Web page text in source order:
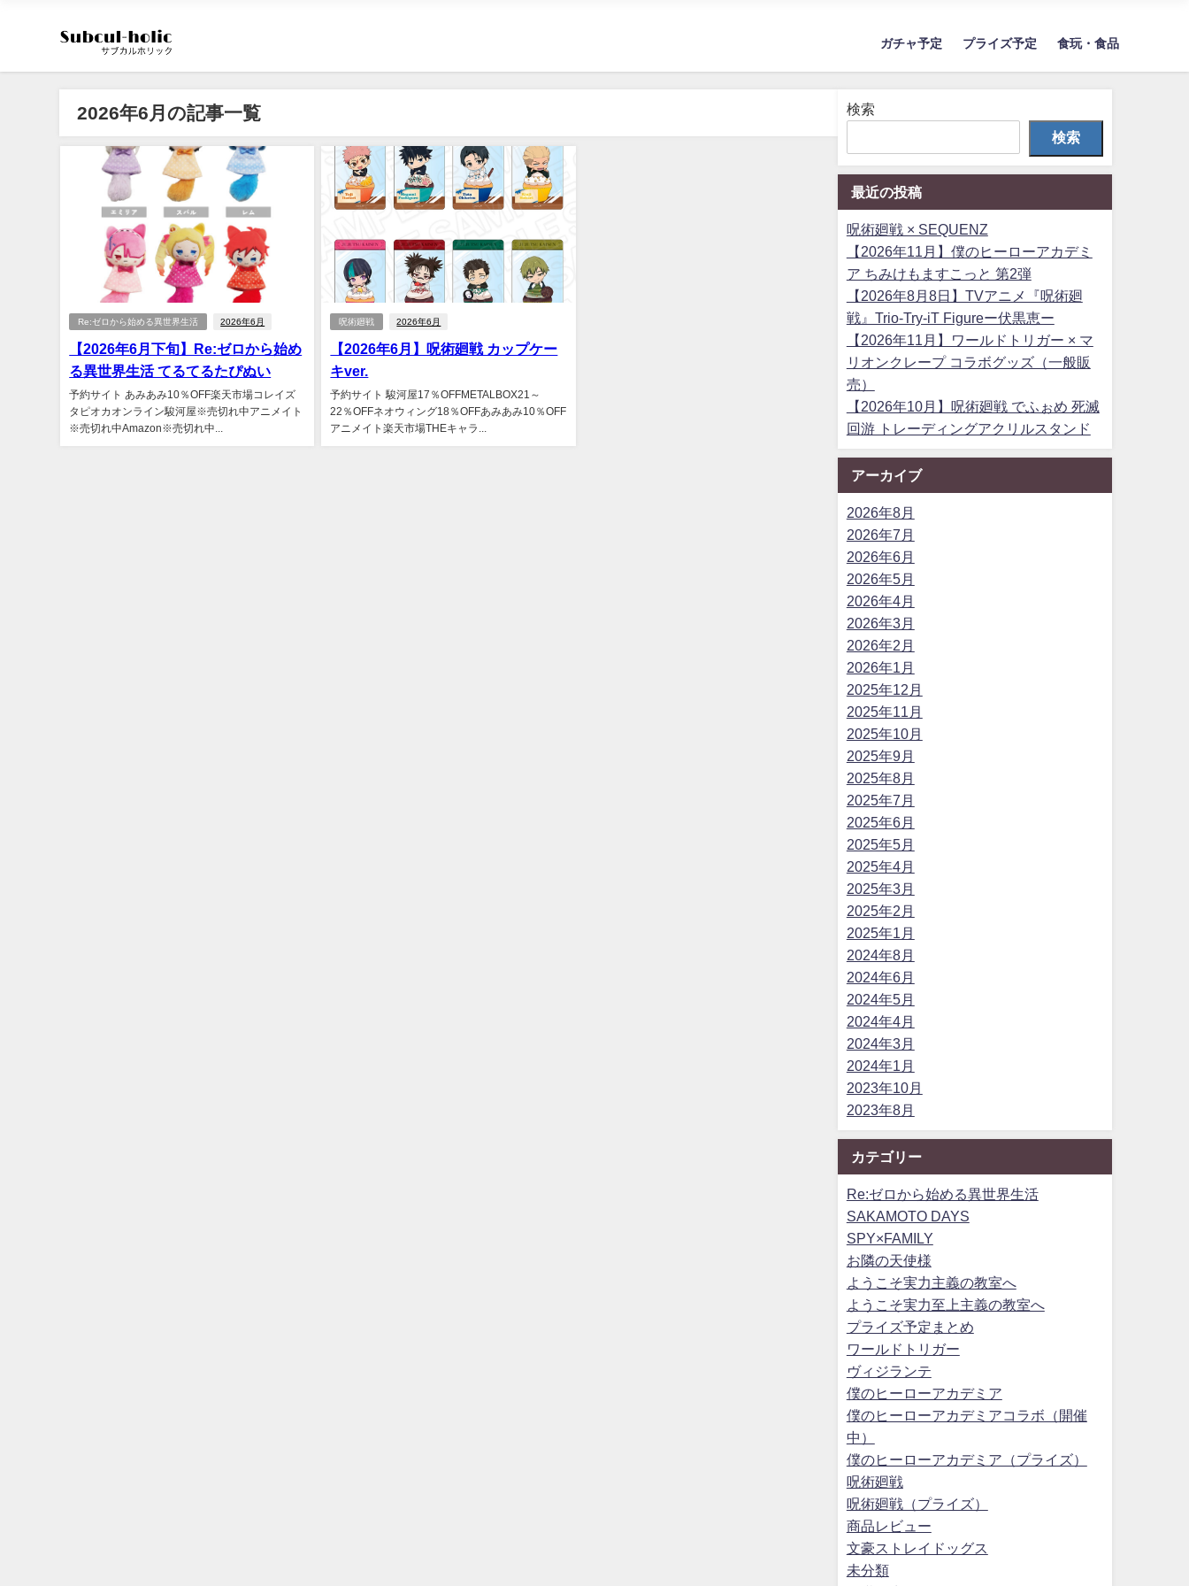
ガチャ予定 プライズ予定 食玩・食品
2026年6月の記事一覧
Re:ゼロから始める異世界生活 2026年6月
【2026年6月下旬】Re:ゼロから始め
る異世界生活 てるてるたぴぬい
予約サイト あみあみ10％OFF楽天市場コレイズ
タピオカオンライン駿河屋※売切れ中アニメイト
※売切れ中Amazon※売切れ中...
呪術廻戦 2026年6月
【2026年6月】呪術廻戦 カップケー
キver.
予約サイト 駿河屋17％OFFMETALBOX21～
22％OFFネオウィング18％OFFあみあみ10％OFF
アニメイト楽天市場THEキャラ...
検索
検索
最近の投稿
呪術廻戦 × SEQUENZ
【2026年11月】僕のヒーローアカデミ
ア ちみけもますこっと 第2弾
【2026年8月8日】TVアニメ『呪術廻
戦』Trio-Try-iT Figureー伏黒恵ー
【2026年11月】ワールドトリガー × マ
リオンクレープ コラボグッズ（一般販
売）
【2026年10月】呪術廻戦 でふぉめ 死滅
回游 トレーディングアクリルスタンド
アーカイブ
2026年8月
2026年7月
2026年6月
2026年5月
2026年4月
2026年3月
2026年2月
2026年1月
2025年12月
2025年11月
2025年10月
2025年9月
2025年8月
2025年7月
2025年6月
2025年5月
2025年4月
2025年3月
2025年2月
2025年1月
2024年8月
2024年6月
2024年5月
2024年4月
2024年3月
2024年1月
2023年10月
2023年8月
カテゴリー
Re:ゼロから始める異世界生活
SAKAMOTO DAYS
SPY×FAMILY
お隣の天使様
ようこそ実力主義の教室へ
ようこそ実力至上主義の教室へ
プライズ予定まとめ
ワールドトリガー
ヴィジランテ
僕のヒーローアカデミア
僕のヒーローアカデミアコラボ（開催
中）
僕のヒーローアカデミア（プライズ）
呪術廻戦
呪術廻戦（プライズ）
商品レビュー
文豪ストレイドッグス
未分類